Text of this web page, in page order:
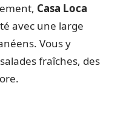
Casa Loca
avec une large
Vous y
fraîches, des